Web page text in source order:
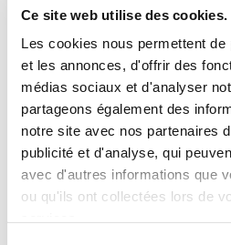
Ce site web utilise des cookies.
Les cookies nous permettent
et les annonces, d'offrir des
médias sociaux et d'analyser
partageons également des
notre site avec nos partenaires
publicité et d'analyse, qui
avec d'autres informations que
ou qu'ils ont collectées lors de
OPplus Continia Banking
Lire la suite